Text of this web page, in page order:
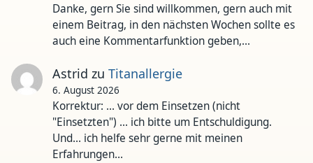
Danke, gern Sie sind willkommen, gern auch mit
einem Beitrag, in den nächsten Wochen sollte es
auch eine Kommentarfunktion geben,…
Astrid zu Titanallergie
6. August 2026
Korrektur: ... vor dem Einsetzen (nicht
"Einsetzten") ... ich bitte um Entschuldigung.
Und... ich helfe sehr gerne mit meinen
Erfahrungen…